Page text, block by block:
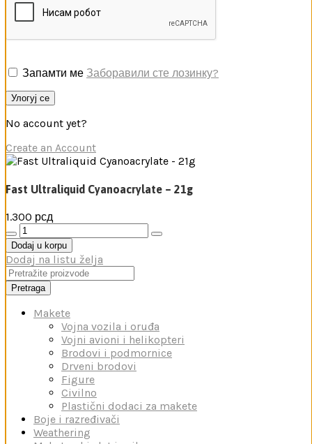
Запамти ме Заборавили сте лозинку?
Улогуј се
No account yet?
Create an Account
Fast Ultraliquid Cyanoacrylate – 21g
1.300 рсд
Fast
Ultraliquid
Cyanoacrylate
-
21g
количина
Dodaj u korpu
Dodaj na listu želja
Pretraga
Makete
Vojna vozila i oruđa
Vojni avioni i helikopteri
Brodovi i podmornice
Drveni brodovi
Figure
Civilno
Plastični dodaci za makete
Boje i razređivači
Weathering